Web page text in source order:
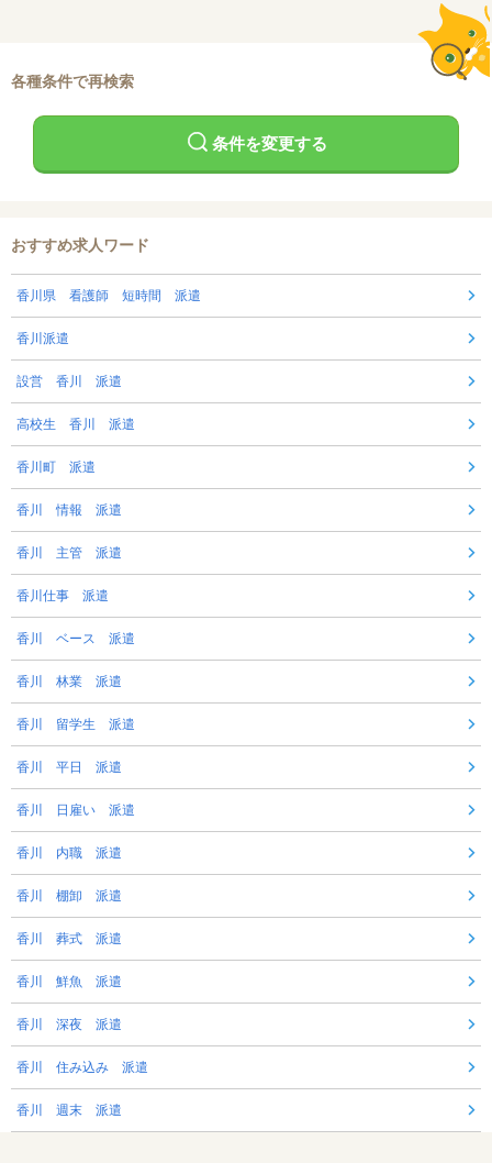
各種条件で再検索
条件を変更する
おすすめ求人ワード
香川県 看護師 短時間 派遣
香川派遣
設営 香川 派遣
高校生 香川 派遣
香川町 派遣
香川 情報 派遣
香川 主管 派遣
香川仕事 派遣
香川 ベース 派遣
香川 林業 派遣
香川 留学生 派遣
香川 平日 派遣
香川 日雇い 派遣
香川 内職 派遣
香川 棚卸 派遣
香川 葬式 派遣
香川 鮮魚 派遣
香川 深夜 派遣
香川 住み込み 派遣
香川 週末 派遣